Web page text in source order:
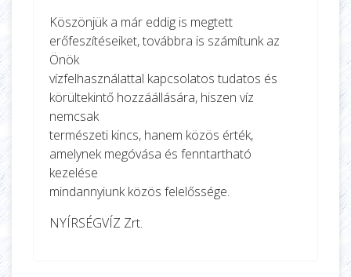
Köszönjük a már eddig is megtett
erőfeszítéseiket, továbbra is számítunk az
Önök
vízfelhasználattal kapcsolatos tudatos és
körültekintő hozzáállására, hiszen víz
nemcsak
természeti kincs, hanem közös érték,
amelynek megóvása és fenntartható
kezelése
mindannyiunk közös felelőssége.
NYÍRSÉGVÍZ Zrt.